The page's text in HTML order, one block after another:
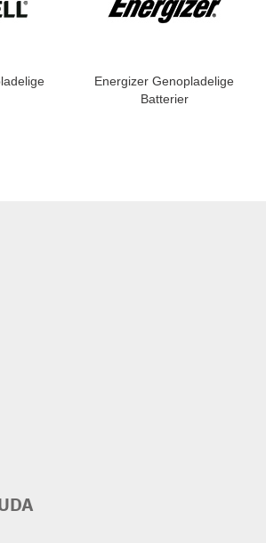
Energizer Genopladelige
Batterier